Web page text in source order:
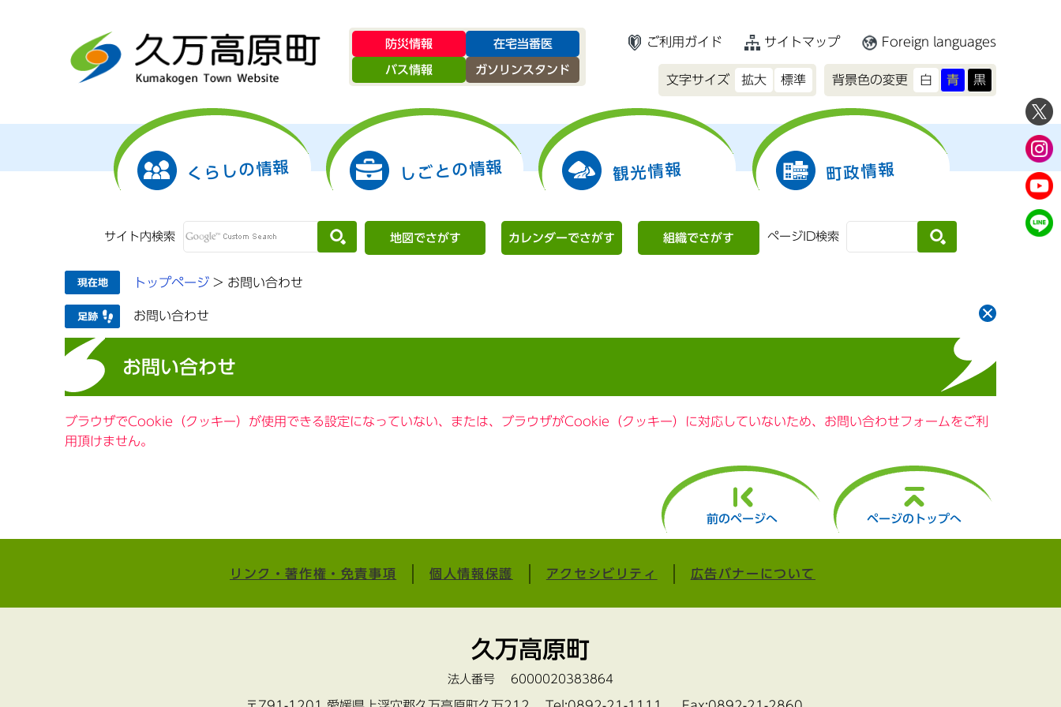
防災情報 在宅当番医
バス情報 ガソリンスタンド
ご利用ガイド サイトマップ Foreign languages
文字サイズ 拡大 標準 背景色の変更 白 青 黒
くらしの情報 しごとの情報 観光情報 町政情報
サイト内検索 地図でさがす カレンダーでさがす 組織でさがす ページID検索
トップページ > お問い合わせ
お問い合わせ
お問い合わせ
ブラウザでCookie（クッキー）が使用できる設定になっていない、または、ブラウザがCookie（クッキー）に対応していないため、お問い合わせフォームをご利
用頂けません。
前のページへ ページのトップへ
リンク・著作権・免責事項 個人情報保護 アクセシビリティ 広告バナーについて
久万高原町
法人番号 6000020383864